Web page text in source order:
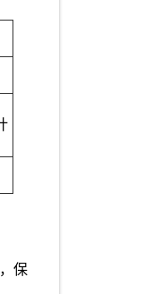
保